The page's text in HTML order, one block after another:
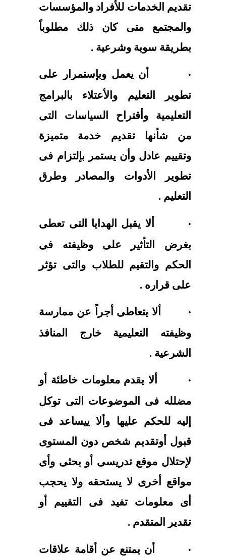
تقديم الخدمات للأفراد والمؤسسات
والمجتمع متى كان ذلك مطلوباً
بطريقة سوية وشرعية .
·
أن يعمل وبإستمرار على
تطوير التعليم والأعتلاء بالبرامج
التعليمية وأقتراح السياسات التى
من شأنها تقديم خدمة متميزة
وتقييم عادل وأن يستمر بإلتزام فى
تطوير الأدوات والمصادر وطرق
التعليم .
·
ألا يقبل الهدايا التى تعطى
بغرض التأثير على وظيفته فى
الحكم والتقيم للطلاب والتى تؤثر
على قراره .
·
ألا يتعاطى أجراً عن ممارسة
وظيفته التعليمية خارج المنافذ
الشرعية .
·
ألا يقدم معلومات خاطئة أو
مضلله فى الموضوعات التى توكل
إليه للحكم عليها وألا ييساعد فى
قبول أوتقديم شخص دون المستوى
لإحتلال موقع تدريسى أو بحثى وأى
مواقع أخرى لا يستحقه ولا يحجب
أى معلومات تفيد فى التقييم أو
تقدير المتقدم .
·
أن يمتنع عن أقامة علاقات